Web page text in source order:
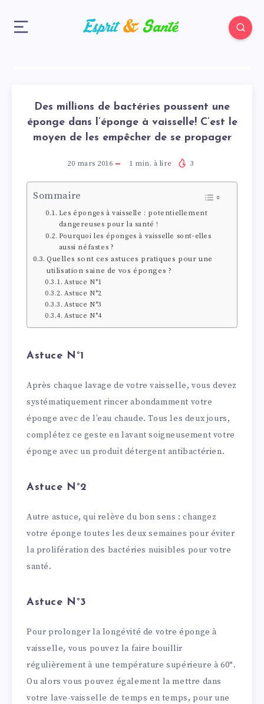
Des millions de bactéries poussent une
éponge dans l’éponge à vaisselle! C’est le
moyen de les empêcher de se propager
20 mars 2016 1 min. à lire 3
Sommaire
Les éponges à vaisselle : potentiellement
dangereuses pour la santé !
Pourquoi les éponges à vaisselle sont-elles
aussi néfastes ?
Quelles sont ces astuces pratiques pour une
utilisation saine de vos éponges ?
Astuce N°1
Astuce N°2
Astuce N°3
Astuce N°4
Astuce N°1
Après chaque lavage de votre vaisselle, vous devez
systématiquement rincer abondamment votre
éponge avec de l’eau chaude. Tous les deux jours,
complétez ce geste en lavant soigneusement votre
éponge avec un produit détergent antibactérien.
Astuce N°2
Autre astuce, qui relève du bon sens : changez
votre éponge toutes les deux semaines pour éviter
la prolifération des bactéries nuisibles pour votre
santé.
Astuce N°3
Pour prolonger la longévité de votre éponge à
vaisselle, vous pouvez la faire bouillir
régulièrement à une température supérieure à 60°.
Ou alors vous pouvez également la mettre dans
votre lave-vaisselle de temps en temps, pour une